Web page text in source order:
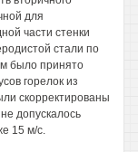
для
части стенки
стали по
было принято
горелок из
скорректированы
допускалось
15 м/с.